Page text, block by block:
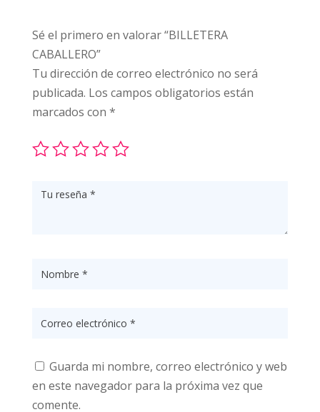
Sé el primero en valorar “BILLETERA
CABALLERO”
Tu dirección de correo electrónico no será
publicada. Los campos obligatorios están
marcados con *
Guarda mi nombre, correo electrónico y web
en este navegador para la próxima vez que
comente.